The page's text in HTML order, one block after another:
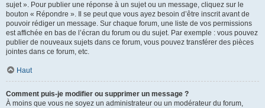
sujet ». Pour publier une réponse à un sujet ou un message, cliquez sur le
bouton « Répondre ». Il se peut que vous ayez besoin d’être inscrit avant de
pouvoir rédiger un message. Sur chaque forum, une liste de vos permissions
est affichée en bas de l’écran du forum ou du sujet. Par exemple : vous pouvez
publier de nouveaux sujets dans ce forum, vous pouvez transférer des pièces
jointes dans ce forum, etc.
Haut
Comment puis-je modifier ou supprimer un message ?
À moins que vous ne soyez un administrateur ou un modérateur du forum,